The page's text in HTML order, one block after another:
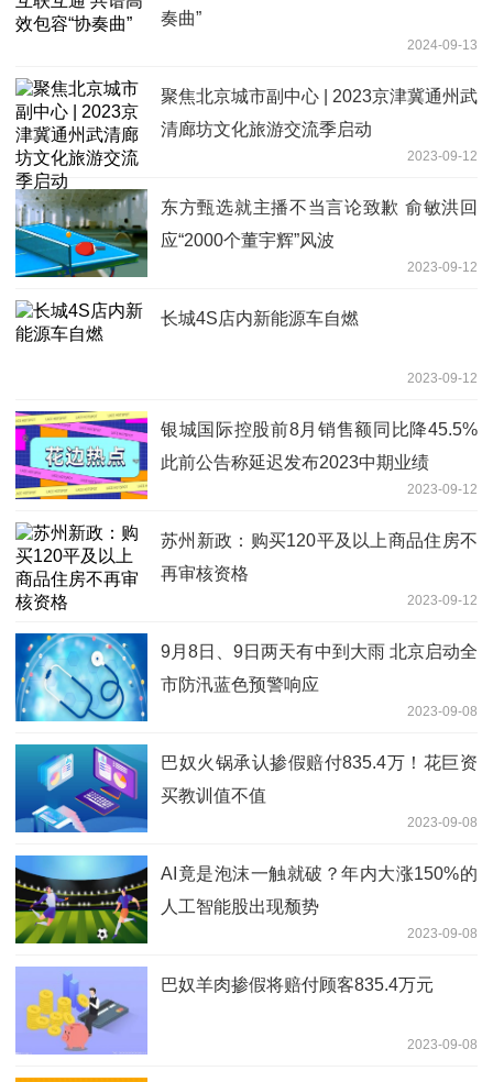
奏曲”
2024-09-13
聚焦北京城市副中心 | 2023京津冀通州武
清廊坊文化旅游交流季启动
2023-09-12
东方甄选就主播不当言论致歉 俞敏洪回
应“2000个董宇辉”风波
2023-09-12
长城4S店内新能源车自燃
2023-09-12
银城国际控股前8月销售额同比降45.5%
此前公告称延迟发布2023中期业绩
2023-09-12
苏州新政：购买120平及以上商品住房不
再审核资格
2023-09-12
9月8日、9日两天有中到大雨 北京启动全
市防汛蓝色预警响应
2023-09-08
巴奴火锅承认掺假赔付835.4万！花巨资
买教训值不值
2023-09-08
AI竟是泡沫一触就破？年内大涨150%的
人工智能股出现颓势
2023-09-08
巴奴羊肉掺假将赔付顾客835.4万元
2023-09-08